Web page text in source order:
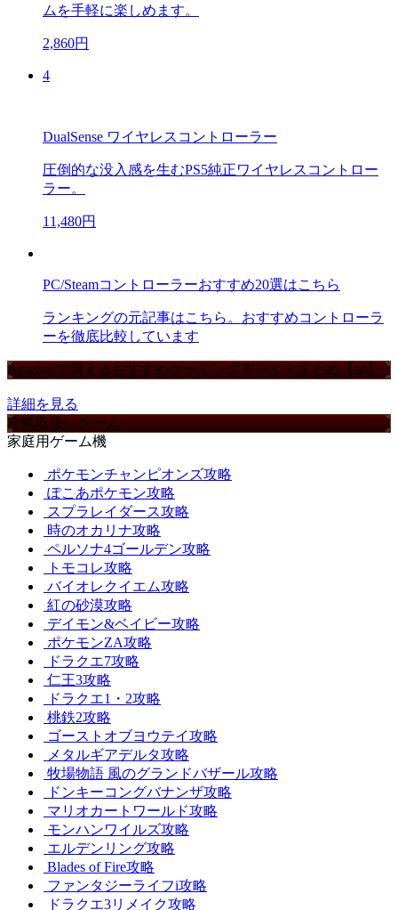
ムを手軽に楽しめます。
2,860円
4
DualSense ワイヤレスコントローラー
圧倒的な没入感を生むPS5純正ワイヤレスコントロー
ラー。
11,480円
PC/Steamコントローラーおすすめ20選はこちら
ランキングの元記事はこちら。おすすめコントローラ
ーを徹底比較しています
Amazonで買えるおすすめゲーミングデバイスまとめ【ad】
詳細を見る
攻略取扱いゲーム
家庭用ゲーム機
ポケモンチャンピオンズ攻略
ぽこあポケモン攻略
スプラレイダース攻略
時のオカリナ攻略
ペルソナ4ゴールデン攻略
トモコレ攻略
バイオレクイエム攻略
紅の砂漠攻略
デイモン&ベイビー攻略
ポケモンZA攻略
ドラクエ7攻略
仁王3攻略
ドラクエ1・2攻略
桃鉄2攻略
ゴーストオブヨウテイ攻略
メタルギアデルタ攻略
牧場物語 風のグランドバザール攻略
ドンキーコングバナンザ攻略
マリオカートワールド攻略
モンハンワイルズ攻略
エルデンリング攻略
Blades of Fire攻略
ファンタジーライフi攻略
ドラクエ3リメイク攻略